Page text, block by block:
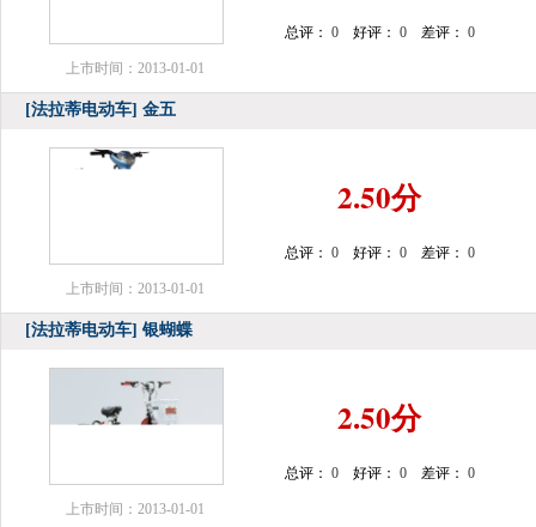
上市时间：2013-01-01
总评： 0 好评： 0 差评： 0
[法拉蒂电动车] 金五
上市时间：2013-01-01
2.50分
总评： 0 好评： 0 差评： 0
[法拉蒂电动车] 银蝴蝶
上市时间：2013-01-01
2.50分
总评： 0 好评： 0 差评： 0